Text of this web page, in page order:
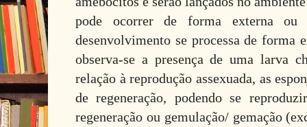
pode ocorrer de forma externa ou
desenvolvimento se processa de forma
observa-se a presença de uma larva
relação à reprodução assexuada, as
de regeneração, podendo se
regeneração ou gemulação/ gemação